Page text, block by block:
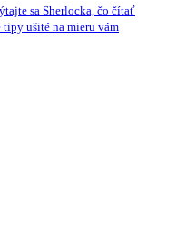
sa Sherlocka, čo čítať
tipy ušité na mieru vám